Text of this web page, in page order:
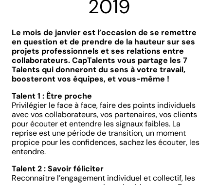
2019
Le mois de janvier est l’occasion de se remettre
en question et de prendre de la hauteur sur ses
projets professionnels et ses relations entre
collaborateurs. CapTalents vous partage les 7
Talents qui donneront du sens à votre travail,
boosteront vos équipes, et vous-même !
Talent 1 : Être proche
Privilégier le face à face, faire des points individuels
avec vos collaborateurs, vos partenaires, vos clients
pour écouter et entendre les signaux faibles. La
reprise est une période de transition, un moment
propice pour les confidences, sachez les écouter, les
entendre.
Talent 2 : Savoir féliciter
Reconnaître l’engagement individuel et collectif, les